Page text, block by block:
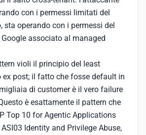
con i permessi limitati del
sta operando con i permessi del
associato al managed
violi il principio del least
ex post; il fatto che fosse default in
di customer è il vero failure
è esattamente il pattern che
Top 10 for Agentic Applications
Identity and Privilege Abuse,